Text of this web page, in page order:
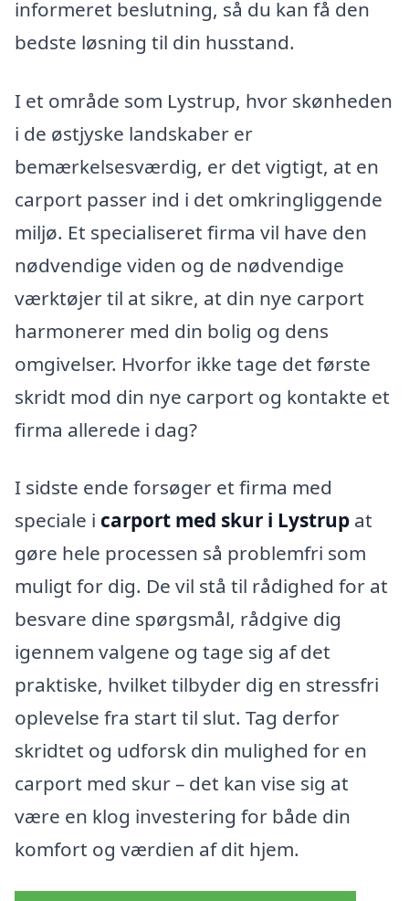
informeret beslutning, så du kan få den
bedste løsning til din husstand.
I et område som Lystrup, hvor skønheden
i de østjyske landskaber er
bemærkelsesværdig, er det vigtigt, at en
carport passer ind i det omkringliggende
miljø. Et specialiseret firma vil have den
nødvendige viden og de nødvendige
værktøjer til at sikre, at din nye carport
harmonerer med din bolig og dens
omgivelser. Hvorfor ikke tage det første
skridt mod din nye carport og kontakte et
firma allerede i dag?
I sidste ende forsøger et firma med
speciale i carport med skur i Lystrup at
gøre hele processen så problemfri som
muligt for dig. De vil stå til rådighed for at
besvare dine spørgsmål, rådgive dig
igennem valgene og tage sig af det
praktiske, hvilket tilbyder dig en stressfri
oplevelse fra start til slut. Tag derfor
skridtet og udforsk din mulighed for en
carport med skur – det kan vise sig at
være en klog investering for både din
komfort og værdien af dit hjem.